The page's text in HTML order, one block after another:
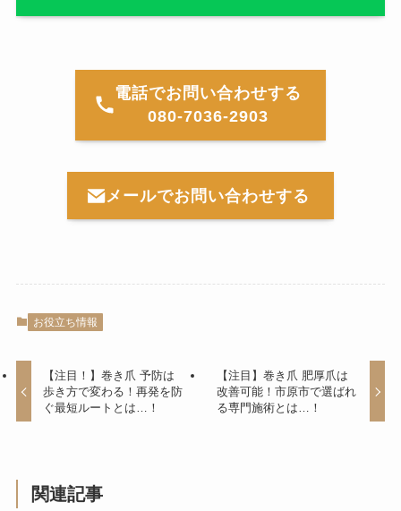
電話でお問い合わせする
080-7036-2903
メールでお問い合わせする
お役立ち情報
【注目！】巻き爪 予防は
歩き方で変わる！再発を防
ぐ最短ルートとは…！
【注目】巻き爪 肥厚爪は
改善可能！市原市で選ばれ
る専門施術とは…！
関連記事